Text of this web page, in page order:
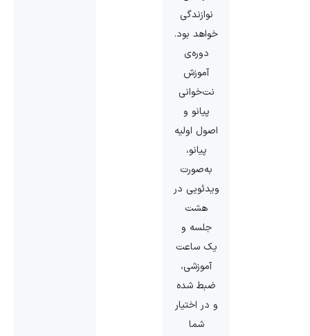
نوازندگی
خواهد بود.
دوره‌ی
آموزش
نت‌خوانی
پیانو و
اصول اولیه
پیانو،
به‌صورت
ویدئویی در
هشت
جلسه و
یک ساعت
آموزشی،
ضبط شده
و در اختیار
شما